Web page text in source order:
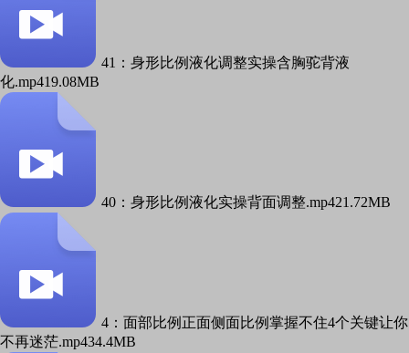
41：身形比例液化调整实操含胸驼背液
化.mp419.08MB
40：身形比例液化实操背面调整.mp421.72MB
4：面部比例正面侧面比例掌握不住4个关键让你
不再迷茫.mp434.4MB